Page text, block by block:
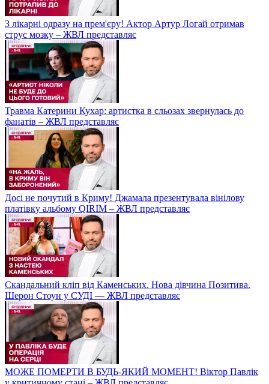
З лікарні одразу на прем'єру! Актор Артур Логай отримав
струс мозку – ЖВЛ представляє
Травма Катерини Кухар: артистка в сльозах звернулась до
фанатів – ЖВЛ представляє
Досі не почутий в Криму! Джамала презентувала вінілову
платівку альбому QIRIM – ЖВЛ представляє
Скандальний кліп від Каменських. Нова дівчина Позитива.
Шерон Стоун у СУДІ — ЖВЛ представляє
МОЖЕ ПОМЕРТИ В БУДЬ-ЯКИЙ МОМЕНТ! Віктор Павлік